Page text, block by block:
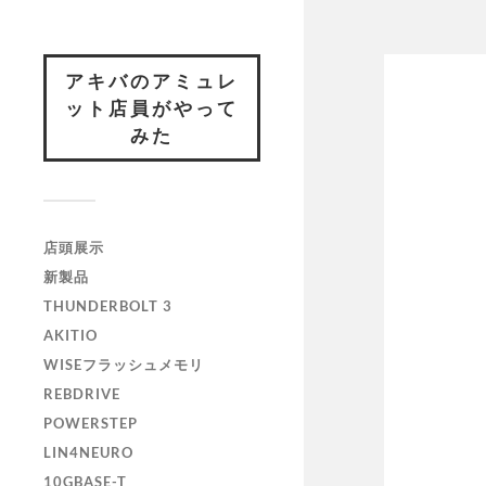
アキバのアミュレ
ット店員がやって
みた
店頭展示
新製品
THUNDERBOLT 3
AKITIO
WISEフラッシュメモリ
REBDRIVE
POWERSTEP
LIN4NEURO
10GBASE-T